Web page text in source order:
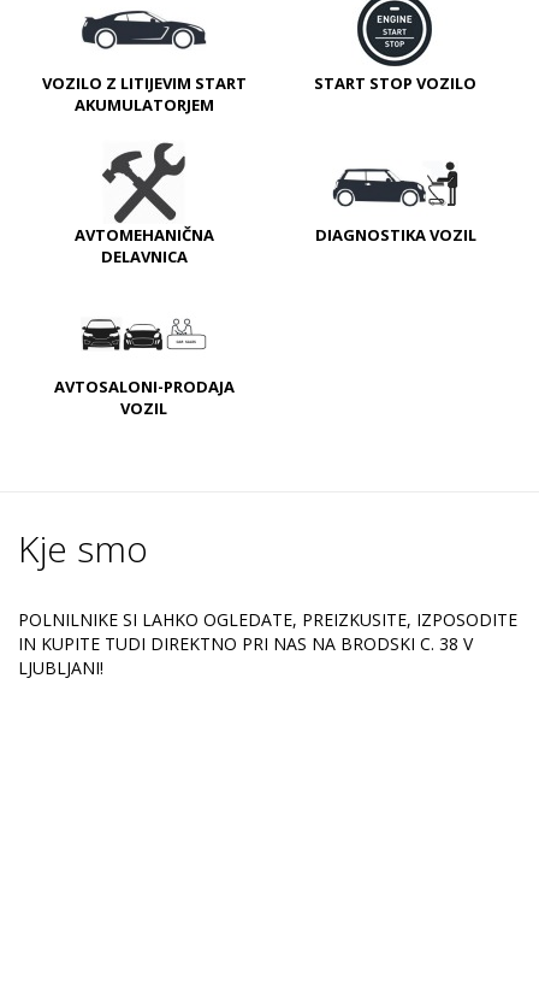
VOZILO Z LITIJEVIM START
AKUMULATORJEM
START STOP VOZILO
AVTOMEHANIČNA
DELAVNICA
DIAGNOSTIKA VOZIL
AVTOSALONI-PRODAJA
VOZIL
Kje smo
POLNILNIKE SI LAHKO OGLEDATE, PREIZKUSITE, IZPOSODITE
IN KUPITE TUDI DIREKTNO PRI NAS NA BRODSKI C. 38 V
LJUBLJANI!